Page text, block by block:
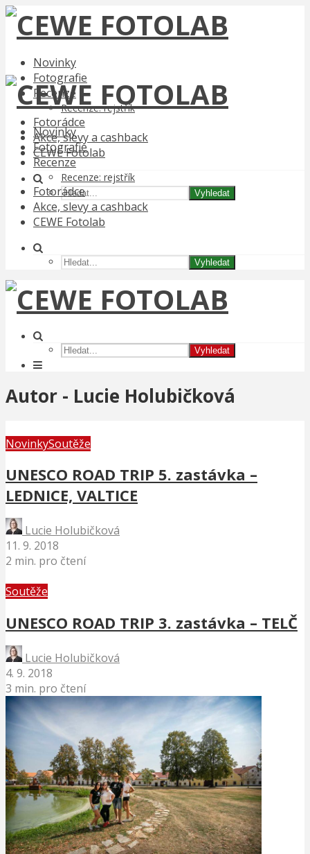
Novinky
Fotografie
Recenze
Recenze: rejstřík
Fotorádce
Akce, slevy a cashback
CEWE Fotolab
Vyhledat
Novinky
Fotografie
Recenze
Recenze: rejstřík
Fotorádce
Akce, slevy a cashback
CEWE Fotolab
Vyhledat
Vyhledat
Autor - Lucie Holubičková
NovinkySoutěže
UNESCO ROAD TRIP 5. zastávka –
LEDNICE, VALTICE
Lucie Holubičková
11. 9. 2018
2 min. pro čtení
Soutěže
UNESCO ROAD TRIP 3. zastávka – TELČ
Lucie Holubičková
4. 9. 2018
3 min. pro čtení